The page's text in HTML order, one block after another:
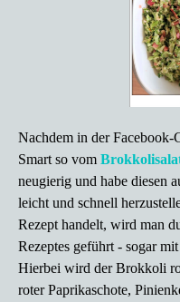
Nachdem in der
Smart so vom
neugierig und habe diesen
leicht und schnell
Rezept handelt, wird man
Rezeptes geführt - sogar
Hierbei wird der Brokkoli
roter Paprikaschote,